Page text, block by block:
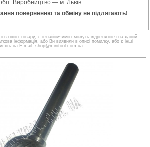
Виробництво — м. Львів.
поверненню та обміну не підлягають!
в описі товару, є ознайомчими і можуть відрізнятися на даний
інформація, або Ви виявили в описі помилку, або є інші
на E-mail: shop@minitool.com.ua